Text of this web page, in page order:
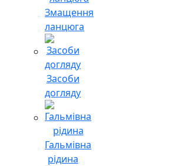
Змащення
ланцюга
Засоби
догляду
Гальмівна
рідина